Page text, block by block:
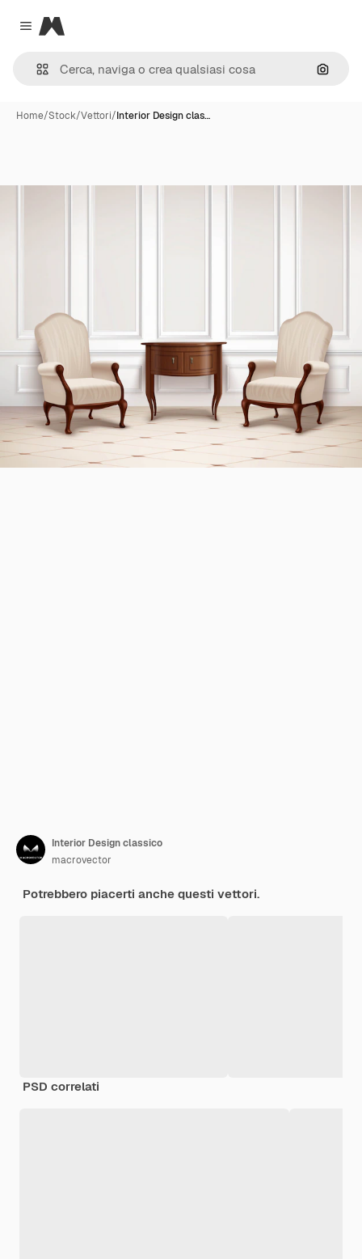
Close menu
Magnific
Cerca
Home/Stock/Vettori/Interior Design clas…
Interior Design classico
macrovector
Potrebbero piacerti anche questi vettori.
PSD correlati